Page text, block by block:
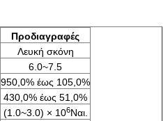
Προδιαγραφές
Λευκή σκόνη
6.0~7.5
950,0% έως 105,0%
430,0% έως 51,0%
(1.0~3.0) × 106Ναι.